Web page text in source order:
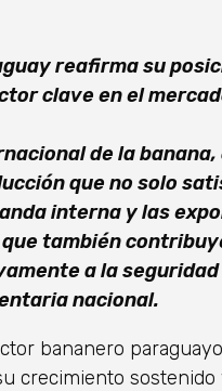
reafirma su
clave en el
de la banana,
que no solo
interna y las
también
a la seguridad
nacional.
bananero
crecimiento sostenido